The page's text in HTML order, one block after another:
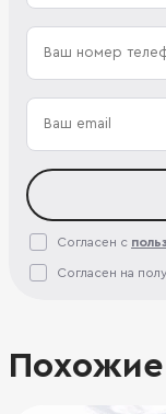
Согласен с
Согласен на